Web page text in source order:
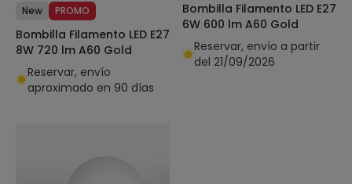
New PROMO
Bombilla Filamento LED E27
8W 720 lm A60 Gold
Reservar, envío
aproximado en 90 días
Bombilla Filamento LED E27
6W 600 lm A60 Gold
Reservar, envío a partir
del 21/09/2026